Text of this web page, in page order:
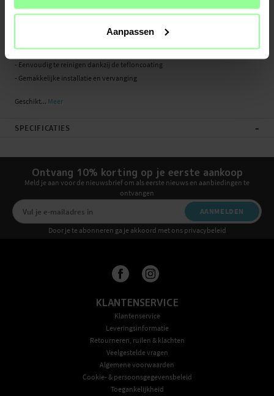
Aanpassen
vervangen, afhankelijk van het gebruik.
- Origineel filter voor optimale prestaties
- Effectieve filtratie van stof en allergenen
- Eenvoudig te reinigen dankzij de tefloncoating
- Gemakkelijke installatie en vervanging
Geschikt... Meer
SPECIFICATIES -
Ontvang 10% korting op je eerste aankoop
Meld je aan voor de nieuwsbrief om als eerste nieuws en aanbiedingen te
ontvangen
AANMELDEN
Door je te abonneren ga je akkoord met ons privacybeleid
KLANTENSERVICE
Klantenservice
Leveringsinformatie
Retourneren, ruilen & klachten
Veelgestelde vragen
Algemene voorwaarden
Cookie- & persoonsgegevensbeleid
Toegankelijkheid